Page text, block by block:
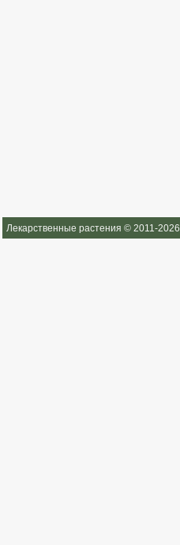
Лекарственные растения © 2011-2026